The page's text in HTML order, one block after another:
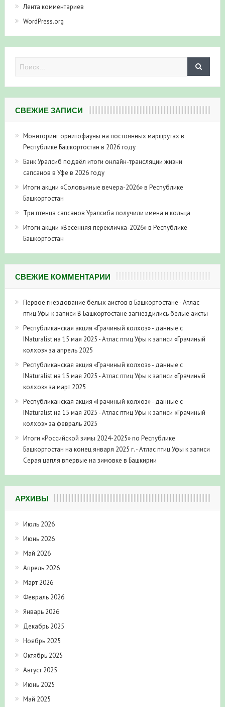
Лента комментариев
WordPress.org
СВЕЖИЕ ЗАПИСИ
Мониторинг орнитофауны на постоянных маршрутах в
Республике Башкортостан в 2026 году
Банк Уралсиб подвёл итоги онлайн-трансляции жизни
сапсанов в Уфе в 2026 году
Итоги акции «Соловьиные вечера-2026» в Республике
Башкортостан
Три птенца сапсанов Уралсиба получили имена и кольца
Итоги акции «Весенняя перекличка-2026» в Республике
Башкортостан
СВЕЖИЕ КОММЕНТАРИИ
Первое гнездование белых аистов в Башкортостане - Атлас
птиц Уфы к записи В Башкортостане загнездились белые аисты
Республиканская акция «Грачиный колхоз» - данные с
INaturalist на 15 мая 2025 - Атлас птиц Уфы к записи «Грачиный
колхоз» за апрель 2025
Республиканская акция «Грачиный колхоз» - данные с
INaturalist на 15 мая 2025 - Атлас птиц Уфы к записи «Грачиный
колхоз» за март 2025
Республиканская акция «Грачиный колхоз» - данные с
INaturalist на 15 мая 2025 - Атлас птиц Уфы к записи «Грачиный
колхоз» за февраль 2025
Итоги «Российской зимы 2024-2025» по Республике
Башкортостан на конец января 2025 г. - Атлас птиц Уфы к записи
Серая цапля впервые на зимовке в Башкирии
АРХИВЫ
Июль 2026
Июнь 2026
Май 2026
Апрель 2026
Март 2026
Февраль 2026
Январь 2026
Декабрь 2025
Ноябрь 2025
Октябрь 2025
Август 2025
Июнь 2025
Май 2025